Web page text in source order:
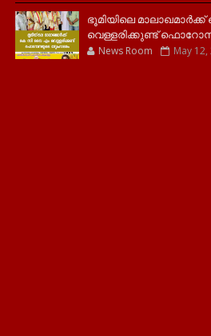
ഭൂമിയിലെ
വെള്ളരിക്കുണ്ട്
News Room May 12,